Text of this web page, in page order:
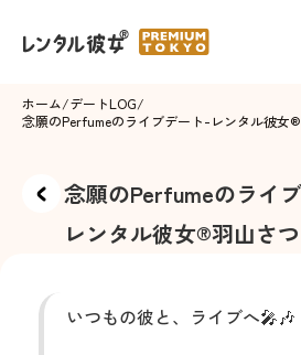
ホーム/デートLOG/
念願のPerfumeのライブデート-レンタル彼女®
念願のPerfumeのライ
レンタル彼女®羽山さ
いつもの彼と、ライブへ🎤🎶